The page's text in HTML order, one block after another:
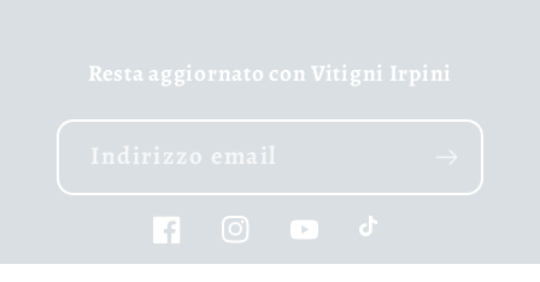
Resta aggiornato con Vitigni Irpini
Indirizzo email
FacebookInstagramYouTubeTikTok